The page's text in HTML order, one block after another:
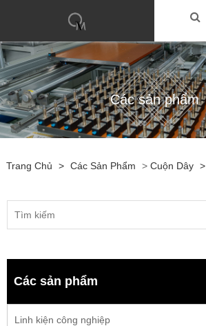
Các sản phẩm
Trang Chủ > Các Sản Phẩm > Cuộn Dây >
Các sản phẩm
Linh kiện công nghiệp